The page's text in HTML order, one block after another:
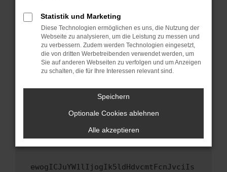
Betriebssystem auf dem neuesten Stand
sind.
Veraltete Software birgt nicht nur ein
Sicherheitsrisiko, sondern kann auch dazu
führen, dass bestimmte Funktionen nicht mehr
unterstützt werden.
Wende dich an den Webseitenbetreiber.
Wenn du alle oben genannten Schritte versucht
hast, kontaktiere uns bitte. Wir werden
versuchen, das Problem zu beheben. Du kannst
uns diesen Text schicken, um uns bei der
ewogICJuYW1lIjogIk5ldHdvcmtFcnJvciIs
Statistik und Marketing
Diese Technologien ermöglichen es uns, die Nutzung der
Webseite zu analysieren, um die Leistung zu messen und
zu verbessern. Zudem werden Technologien eingesetzt,
die von dritten Werbetreibenden verwendet werden, um
Sie auf anderen Webseiten zu verfolgen und um Anzeigen
zu schalten, die für Ihre Interessen relevant sind.
Speichern
Optionale Cookies ablehnen
Alle akzeptieren